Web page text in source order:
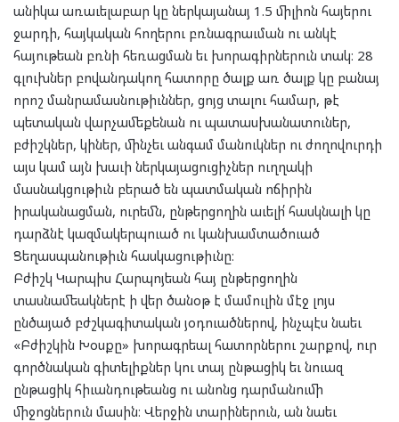
անիկա առաւելաբար կը ներկայանայ 1.5 միլիոն հայերու
ջարդի, հայկական հողերու բռնագրաւման ու անկէ
հայութեան բռնի հեռացման եւ խորագիրներուն տակ։ 28
գլուխներ բովանդակող հատորը ծալք առ ծալք կը բանայ
որոշ մանրամասնութիւններ, ցոյց տալու համար, թէ
պետական վարչամեքենան ու պատասխանատուներ,
բժիշկներ, կիներ, մինչեւ անգամ մանուկներ ու ժողովուրդի
այս կամ այն խաւի ներկայացուցիչներ ուղղակի
մասնակցութիւն բերած են պատմական ոճիրին
իրականացման, ուրեմն, ընթերցողին աւելի՛ հասկնալի կը
դարձնէ կազմակերպուած ու կանխամտածուած
Ցեղասպանութիւն հասկացութիւնը։
Բժիշկ Կարպիս Հարպոյեան հայ ընթերցողին
տասնամեակներէ ի վեր ծանօթ է մամուլին մէջ լոյս
ընծայած բժշկագիտական յօդուածներով, ինչպէս նաեւ
«Բժիշկին Խօսքը» խորագրեալ հատորներու շարքով, ուր
գործնական գիտելիքներ կու տայ ընթացիկ եւ նուազ
ընթացիկ հիւանդութեանց ու անոնց դարմանումի
միջոցներուն մասին։ Վերջին տարիներուն, ան նաեւ